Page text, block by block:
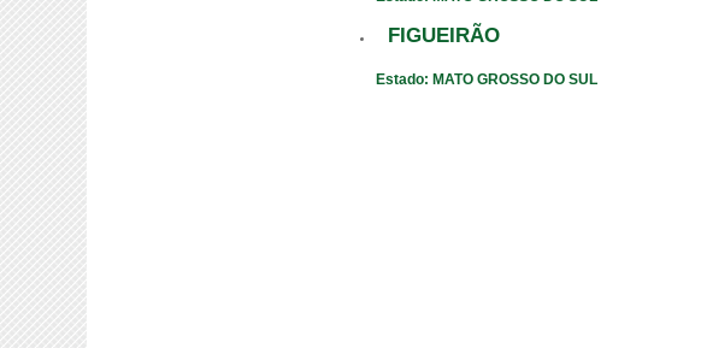
FIGUEIRÃO
Estado: MATO GROSSO DO SUL